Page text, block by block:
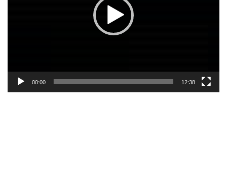
00:00 12:38